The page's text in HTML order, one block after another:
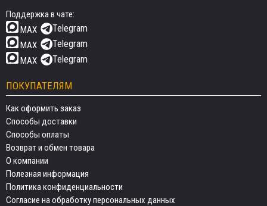
Поддержка в чате:
MAX
Telegram
MAX Telegram
MAX Telegram
ПОКУПАТЕЛЯМ
Как оформить заказ
Способы доставки
Способы оплаты
Возврат и обмен товара
О компании
Полезная информация
Политика конфиденциальности
Согласие на обработку персональных данных